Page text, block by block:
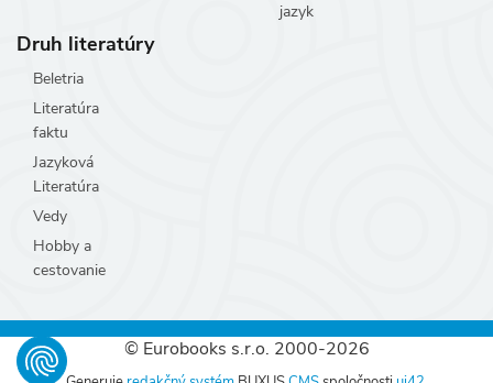
jazyk
Druh literatúry
Beletria
Literatúra
faktu
Jazyková
Literatúra
Vedy
Hobby a
cestovanie
© Eurobooks s.r.o. 2000-2026